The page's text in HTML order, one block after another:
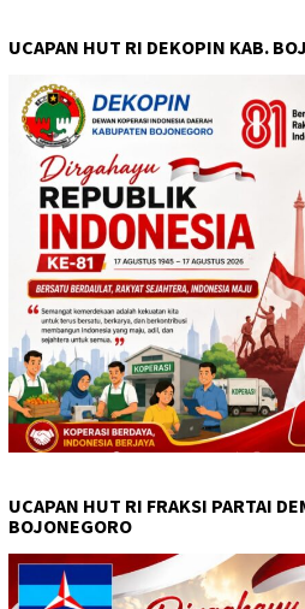
UCAPAN HUT RI DEKOPIN KAB.
UCAPAN HUT RI FRAKSI PARTAI
BOJONEGORO